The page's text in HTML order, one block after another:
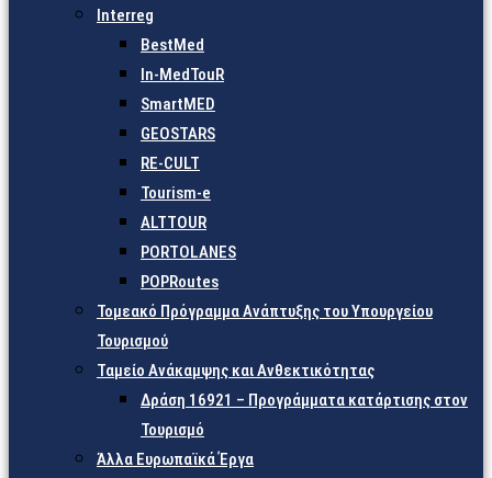
Interreg
BestMed
In-MedTouR
SmartMED
GEOSTARS
RE-CULT
Tourism-e
ALTTOUR
PORTOLANES
POPRoutes
Τομεακό Πρόγραμμα Ανάπτυξης του Υπουργείου
Τουρισμού
Ταμείο Ανάκαμψης και Ανθεκτικότητας
Δράση 16921 – Προγράμματα κατάρτισης στον
Τουρισμό
Άλλα Ευρωπαϊκά Έργα